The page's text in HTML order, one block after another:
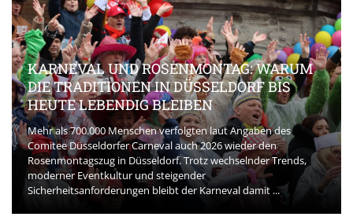
KARNEVAL UND ROSENMONTAG: WARUM
DIE TRADITIONEN IN DÜSSELDORF BIS
HEUTE LEBENDIG BLEIBEN
Mehr als 700.000 Menschen verfolgten laut Angaben des
Comitee Düsseldorfer Carneval auch 2026 wieder den
Rosenmontagszug in Düsseldorf. Trotz wechselnder Trends,
moderner Eventkultur und steigender
Sicherheitsanforderungen bleibt der Karneval damit ...